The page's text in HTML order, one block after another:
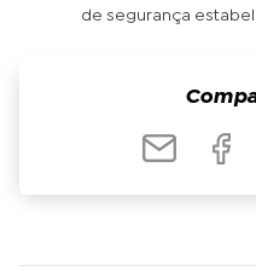
de segurança